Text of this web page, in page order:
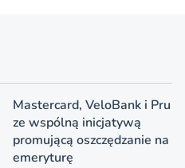
Mastercard, VeloBank i Pru
ze wspólną inicjatywą
promującą oszczędzanie na
emeryturę